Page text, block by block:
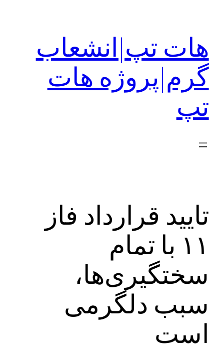
هات تپ|انشعاب
گرم|پروژه هات
تپ
تایید قرارداد فاز
۱۱ با تمام
سختگیری‌ها،
سبب دلگرمی
است